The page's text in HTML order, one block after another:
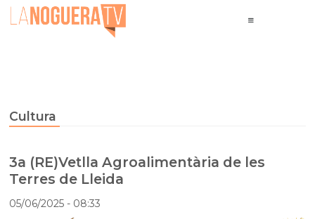
Cultura
3a (RE)Vetlla Agroalimentària de les
Terres de Lleida
05/06/2025- 08:33